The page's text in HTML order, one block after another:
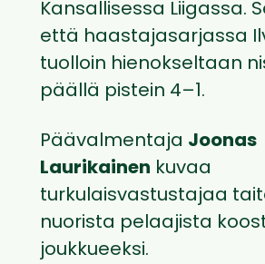
Kansallisessa Liigassa.
että haastajasarjassa
tuolloin hienokseltaan
päällä pistein 4–1.
Päävalmentaja Joonas
Laurikainen kuvaa
turkulaisvastustajaa
nuorista pelaajista
joukkueeksi.